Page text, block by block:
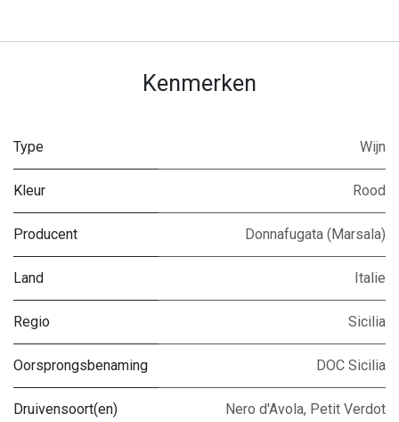
Kenmerken
Type Wijn
Kleur Rood
Producent Donnafugata (Marsala)
Land Italie
Regio Sicilia
Oorsprongsbenaming DOC Sicilia
Druivensoort(en) Nero d'Avola, Petit Verdot